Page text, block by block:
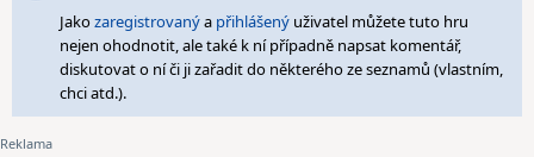
Jakozaregistrovanýa přihlášený uživatel můžete tuto hru
nejen ohodnotit, ale také k ní případně napsat komentář,
diskutovat o ní či ji zařadit do některého ze seznamů (vlastním,
chci atd.).